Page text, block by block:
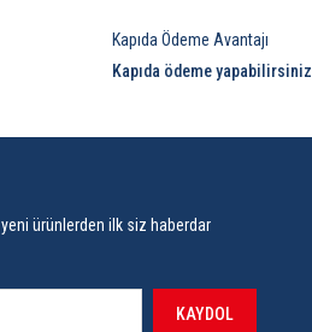
Kapıda Ödeme Avantajı
Kapıda ödeme yapabilirsiniz
ürünlerden ilk siz haberdar
KAYDOL